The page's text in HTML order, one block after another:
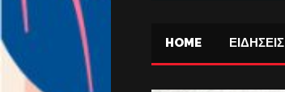
HOME ΕΙΔΗΣΕΙΣ